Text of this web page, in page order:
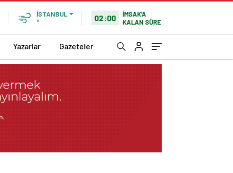
İSTANBUL
°
02:00
İMSAK'A
KALAN SÜRE
Yazarlar Gazeteler